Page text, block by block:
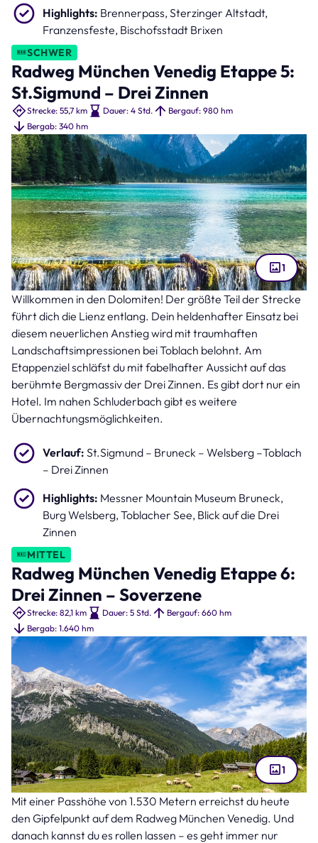
Highlights: Brennerpass, Sterzinger Altstadt,
Franzensfeste, Bischofsstadt Brixen
SCHWER
Radweg München Venedig Etappe 5:
St.Sigmund – Drei Zinnen
Strecke: 55,7 km Dauer: 4 Std.
Bergauf: 980 hm
Bergab: 340 hm
Toblacher See (Bild: fottoo – stock.adobe.com )
1
Willkommen in den Dolomiten! Der größte Teil der Strecke
führt dich die Lienz entlang. Dein heldenhafter Einsatz bei
diesem neuerlichen Anstieg wird mit traumhaften
Landschaftsimpressionen bei Toblach belohnt. Am
Etappenziel schläfst du mit fabelhafter Aussicht auf das
berühmte Bergmassiv der Drei Zinnen. Es gibt dort nur ein
Hotel. Im nahen Schluderbach gibt es weitere
Übernachtungsmöglichkeiten.
Verlauf: St.Sigmund – Bruneck – Welsberg –Toblach
– Drei Zinnen
Highlights: Messner Mountain Museum Bruneck,
Burg Welsberg, Toblacher See, Blick auf die Drei
Zinnen
MITTEL
Radweg München Venedig Etappe 6:
Drei Zinnen – Soverzene
Strecke: 82,1 km Dauer: 5 Std.
Bergauf: 660 hm
Bergab: 1.640 hm
Wintersport-Mekka Cortina (Bild: careno – stock.adobe.com )
1
Mit einer Passhöhe von 1.530 Metern erreichst du heute
den Gipfelpunkt auf dem Radweg München Venedig. Und
danach kannst du es rollen lassen – es geht immer nur